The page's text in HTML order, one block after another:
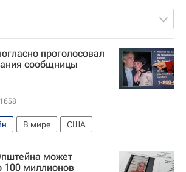
проголосовал
сообщницы
1658
В мире США
может
100 миллионов